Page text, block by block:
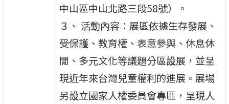
中山區中山北路三段58號）。
３、 活動內容：展區依據生存發展、
受保護、教育權、表意參與、休息休
閒、多元文化等議題分區設展，並呈
現近年來台灣兒童權利的進展。展場
另設立國家人權委員會專區，呈現人